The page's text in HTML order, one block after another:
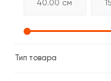
Тип товара